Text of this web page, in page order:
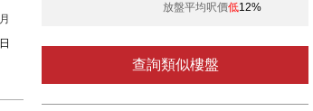
放盤平均呎價低12%
查詢類似樓盤